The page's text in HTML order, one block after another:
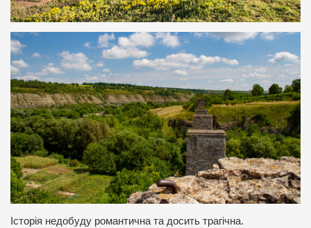
Історія недобуду романтична та досить трагічна.